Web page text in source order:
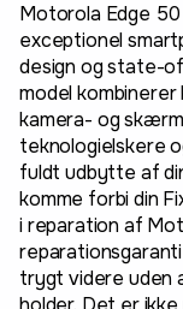
Motorola Edge
exceptionel
design og state-
model
kamera- og
teknologielskere
fuldt udbytte af
komme forbi din
i reparation af
trygt videre uden